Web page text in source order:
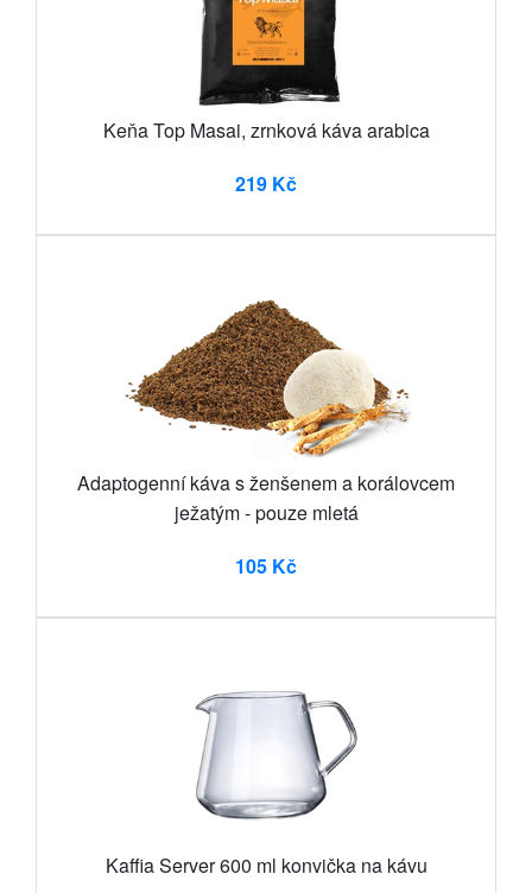
Keňa Top Masai, zrnková káva arabica
219 Kč
Adaptogenní káva s ženšenem a korálovcem
ježatým - pouze mletá
105 Kč
Kaffia Server 600 ml konvička na kávu